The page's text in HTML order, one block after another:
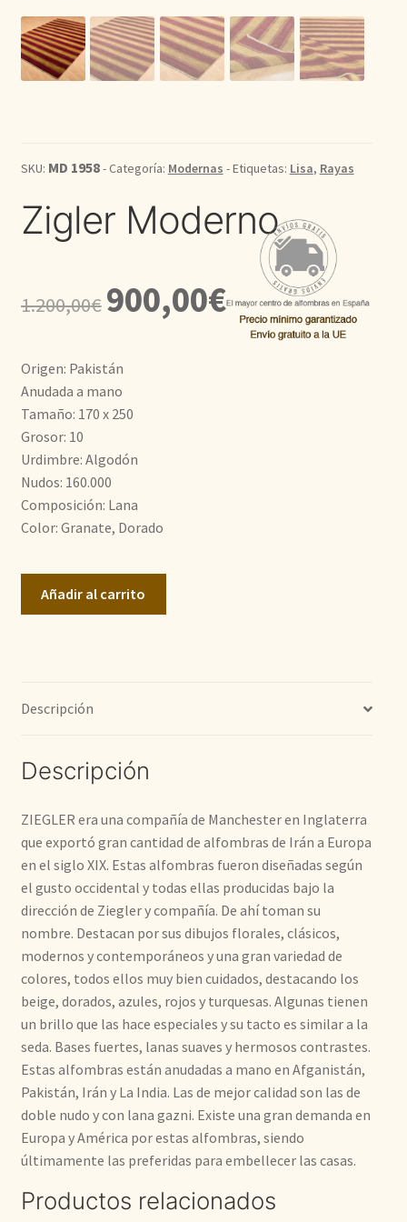
Kilim
Redondas
Pasillo
SKU: MD 1958- Categoría: Modernas - Etiquetas: Lisa, Rayas
Zigler Moderno
1.200,00€
El
precio
era:
1.200,00€.
900,00€El
precio
Origen: Pakistán
Anudada a mano
Tamaño: 170 x 250
Grosor: 10
Urdimbre: Algodón
Nudos: 160.000
Composición: Lana
Color: Granate, Dorado
Añadir al carrito
Descripción
Descripción
ZIEGLER era una compañía de Manchester en Inglaterra
que exportó gran cantidad de alfombras de Irán a Europa
en el siglo XIX. Estas alfombras fueron diseñadas según
el gusto occidental y todas ellas producidas bajo la
dirección de Ziegler y compañía. De ahí toman su
nombre. Destacan por sus dibujos florales, clásicos,
modernos y contemporáneos y una gran variedad de
colores, todos ellos muy bien cuidados, destacando los
beige, dorados, azules, rojos y turquesas. Algunas tienen
un brillo que las hace especiales y su tacto es similar a la
seda. Bases fuertes, lanas suaves y hermosos contrastes.
Estas alfombras están anudadas a mano en Afganistán,
Pakistán, Irán y La India. Las de mejor calidad son las de
doble nudo y con lana gazni. Existe una gran demanda en
Europa y América por estas alfombras, siendo
últimamente las preferidas para embellecer las casas.
Productos relacionados